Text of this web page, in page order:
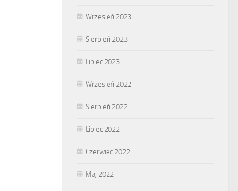
Wrzesień 2023
Sierpień 2023
Lipiec 2023
Wrzesień 2022
Sierpień 2022
Lipiec 2022
Czerwiec 2022
Maj 2022